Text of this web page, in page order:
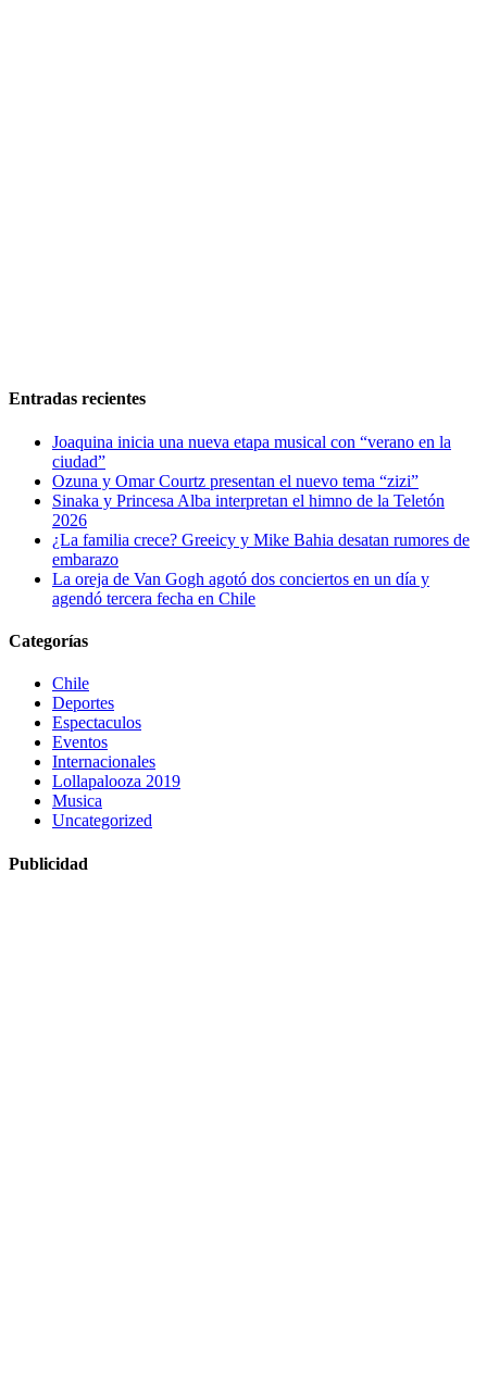
Entradas recientes
Joaquina inicia una nueva etapa musical con “verano en la
ciudad”
Ozuna y Omar Courtz presentan el nuevo tema “zizi”
Sinaka y Princesa Alba interpretan el himno de la Teletón
2026
¿La familia crece? Greeicy y Mike Bahia desatan rumores de
embarazo
La oreja de Van Gogh agotó dos conciertos en un día y
agendó tercera fecha en Chile
Categorías
Chile
Deportes
Espectaculos
Eventos
Internacionales
Lollapalooza 2019
Musica
Uncategorized
Publicidad